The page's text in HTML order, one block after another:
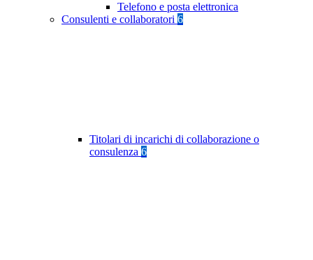
Telefono e posta elettronica
Consulenti e collaboratori 6
Titolari di incarichi di collaborazione o
consulenza 6